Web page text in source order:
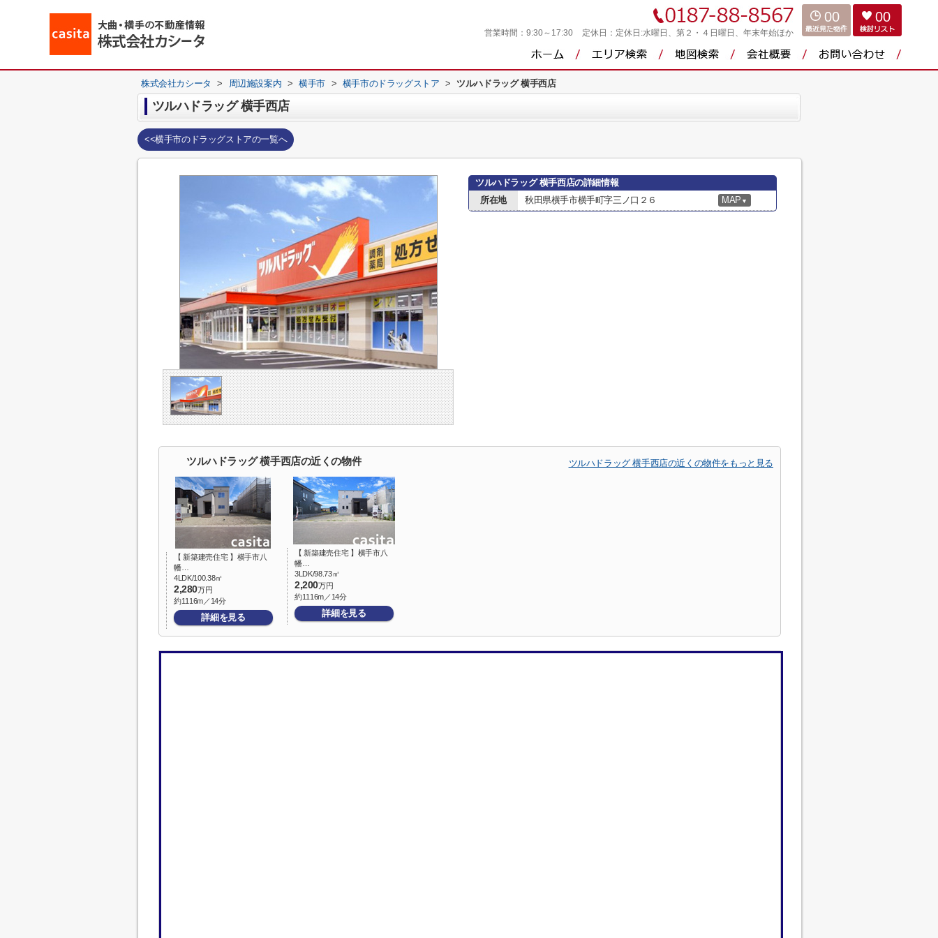
営業時間： 9:30～17:30 定休日： 定休日:水曜日、第２・４日曜日、年末年始ほか
00 00
株式会社カシータ > 周辺施設案内 > 横手市 > 横手市のドラッグストア > ツルハドラッグ 横手西店
ツルハドラッグ 横手西店
<<横手市のドラッグストアの一覧へ
ツルハドラッグ 横手西店の詳細情報
所在地
秋田県横手市横手町字三ノ口２６ MAP ▼
ツルハドラッグ 横手西店の近くの物件 ツルハドラッグ 横手西店の近くの物件をもっと見る
【 新築建売住宅 】横手市八
幡…
4LDK/100.38㎡
2,280万円
約1116m／14分
詳細を見る
【 新築建売住宅 】横手市八
幡…
3LDK/98.73㎡
2,200万円
約1116m／14分
詳細を見る